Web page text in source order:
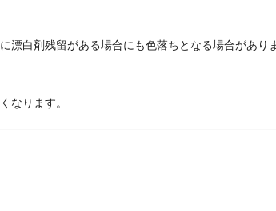
白剤残留がある場合にも色落ちとなる場合がありま